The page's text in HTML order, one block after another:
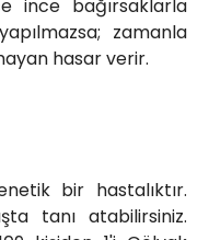
ince bağırsaklarla
zamanla
hasar verir.
bir hastalıktır.
tanı atabilirsiniz.